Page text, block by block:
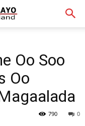
Oo Soo
Oo
0
790